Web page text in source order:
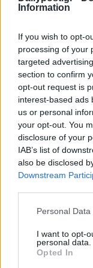
Information
If you wish to opt-
processing of your
targeted
section to confirm
opt-out request is
interest-based ads
us or personal
your opt-out. You
disclosure of your
IAB’s list of
also be disclosed
Downstream
Personal
I want to opt-
personal data.
Opted In
Μήνυση
τον Κούγια
21/02/2023
ΛΑΟΣ, Γιώργος
ανακοίνωση του